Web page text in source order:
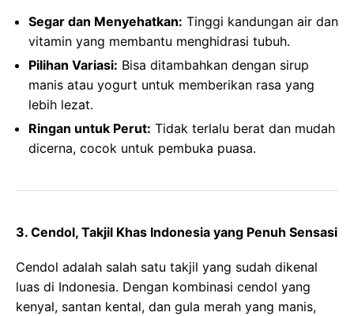
Segar dan Menyehatkan: Tinggi kandungan air dan
vitamin yang membantu menghidrasi tubuh.
Pilihan Variasi: Bisa ditambahkan dengan sirup
manis atau yogurt untuk memberikan rasa yang
lebih lezat.
Ringan untuk Perut: Tidak terlalu berat dan mudah
dicerna, cocok untuk pembuka puasa.
3. Cendol, Takjil Khas Indonesia yang Penuh Sensasi
Cendol adalah salah satu takjil yang sudah dikenal
luas di Indonesia. Dengan kombinasi cendol yang
kenyal, santan kental, dan gula merah yang manis,